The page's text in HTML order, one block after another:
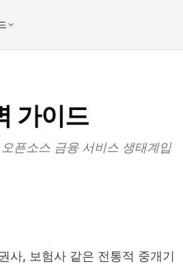
가이드
픈소스 금융 서비스 생태계입
사, 보험사 같은 전통적 중개기